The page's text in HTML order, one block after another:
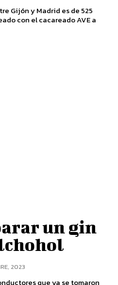
Gijón y Madrid es de 525
con el cacareado AVE a
un gin
2023
que ya se tomaron